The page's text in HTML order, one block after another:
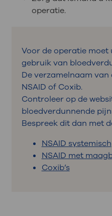
operatie.
Voor de operatie moet
gebruik van
De verzamelnaam van
NSAID of Coxib.
Controleer op de
bloedverdunnende
Bespreek dit dan met
NSAID systemisch
NSAID met
Coxib’s